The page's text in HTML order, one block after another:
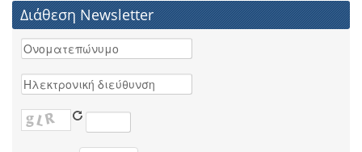
Διάθεση Newsletter